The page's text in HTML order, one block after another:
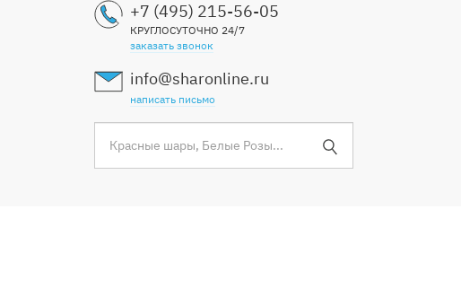
+7 (495) 215-56-05
КРУГЛОСУТОЧНО 24/7
заказать звонок
info@sharonline.ru
написать письмо